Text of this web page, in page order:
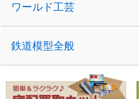
ワールド工芸
鉄道模型全般